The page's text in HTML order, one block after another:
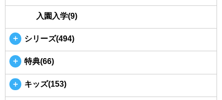
入園入学(9)
＋ シリーズ(494)
＋ 特典(66)
＋ キッズ(153)